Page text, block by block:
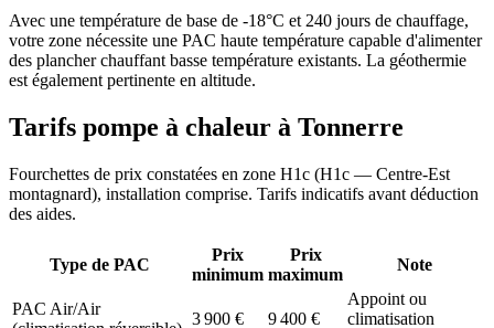
Avec une température de base de -18°C et 240 jours de chauffage,
votre zone nécessite une PAC haute température capable d'alimenter
des plancher chauffant basse température existants. La géothermie
est également pertinente en altitude.
Tarifs pompe à chaleur à Tonnerre
Fourchettes de prix constatées en zone H1c (H1c — Centre-Est
montagnard), installation comprise. Tarifs indicatifs avant déduction
des aides.
Type de PAC
Prix
minimum
Prix
maximum
Note
PAC Air/Air
3 900 € 9 400 €
Appoint ou
climatisation